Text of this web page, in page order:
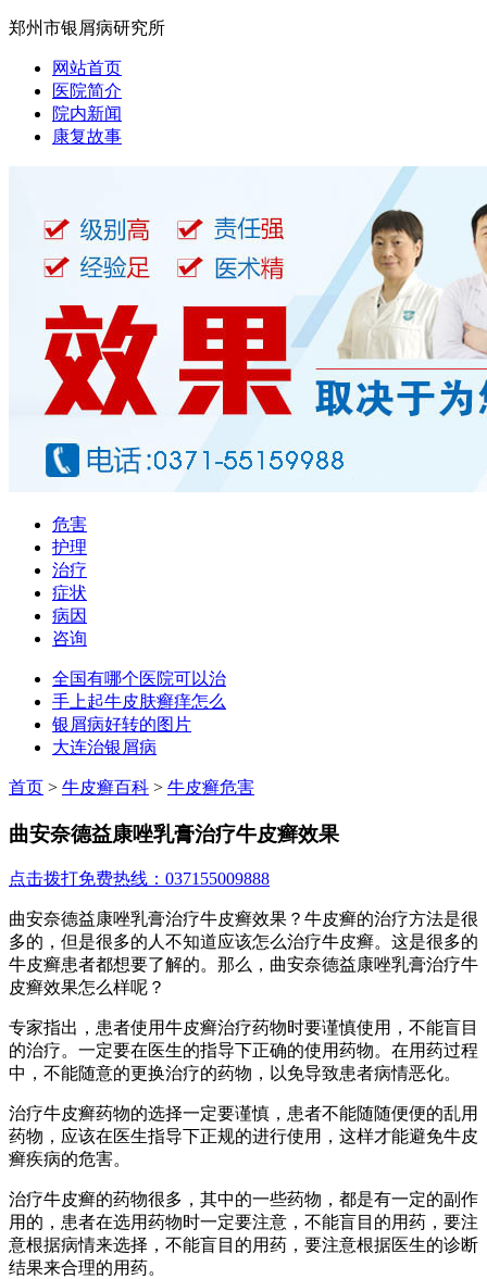
郑州市银屑病研究所
网站首页
医院简介
院内新闻
康复故事
危害
护理
治疗
症状
病因
咨询
全国有哪个医院可以治
手上起牛皮肤癣痒怎么
银屑病好转的图片
大连治银屑病
首页 > 牛皮癣百科 > 牛皮癣危害
曲安奈德益康唑乳膏治疗牛皮癣效果
点击拨打免费热线：037155009888
曲安奈德益康唑乳膏治疗牛皮癣效果？牛皮癣的治疗方法是很
多的，但是很多的人不知道应该怎么治疗牛皮癣。这是很多的
牛皮癣患者都想要了解的。那么，曲安奈德益康唑乳膏治疗牛
皮癣效果怎么样呢？
专家指出，患者使用牛皮癣治疗药物时要谨慎使用，不能盲目
的治疗。一定要在医生的指导下正确的使用药物。在用药过程
中，不能随意的更换治疗的药物，以免导致患者病情恶化。
治疗牛皮癣药物的选择一定要谨慎，患者不能随随便便的乱用
药物，应该在医生指导下正规的进行使用，这样才能避免牛皮
癣疾病的危害。
治疗牛皮癣的药物很多，其中的一些药物，都是有一定的副作
用的，患者在选用药物时一定要注意，不能盲目的用药，要注
意根据病情来选择，不能盲目的用药，要注意根据医生的诊断
结果来合理的用药。